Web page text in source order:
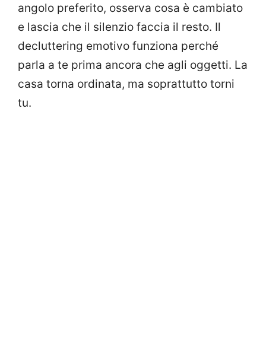
angolo preferito, osserva cosa è cambiato
e lascia che il silenzio faccia il resto. Il
decluttering emotivo funziona perché
parla a te prima ancora che agli oggetti. La
casa torna ordinata, ma soprattutto torni
tu.